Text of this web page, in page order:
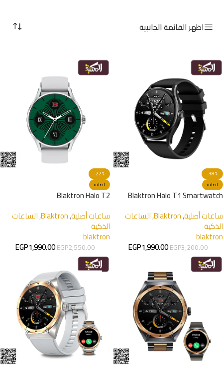
اظهر القائمة الجانبية
-38%
اصليه
Blaktron Halo T1 Smartwatch
ساعات أصلية,
Blaktron
,الساعات
الذكية
blaktron
EGP3,200.00
EGP1,990.00
-22%
اصليه
Blaktron Halo T2
ساعات أصلية,
Blaktron
,الساعات
الذكية
blaktron
EGP2,550.00
EGP1,990.00